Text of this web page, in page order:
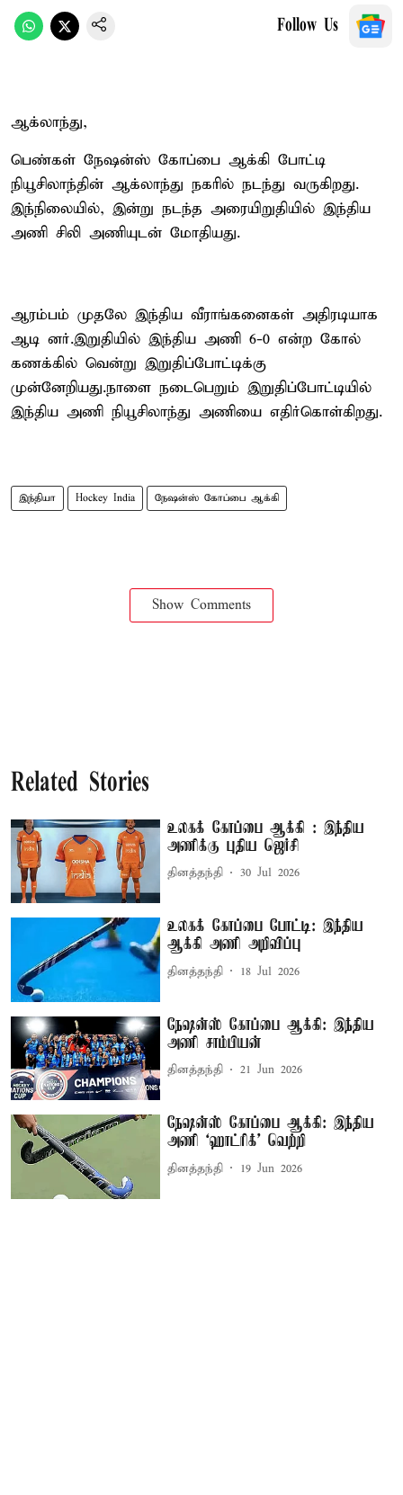
Follow Us
ஆக்லாந்து,
பெண்கள் நேஷன்ஸ் கோப்பை ஆக்கி போட்டி
நியூசிலாந்தின் ஆக்லாந்து நகரில் நடந்து வருகிறது.
இந்நிலையில், இன்று நடந்த அரையிறுதியில் இந்திய
அணி சிலி அணியுடன் மோதியது.
ஆரம்பம் முதலே இந்திய வீராங்கனைகள் அதிரடியாக
ஆடி னர்.இறுதியில் இந்திய அணி 6-0 என்ற கோல்
கணக்கில் வென்று இறுதிப்போட்டிக்கு
முன்னேறியது.நாளை நடைபெறும் இறுதிப்போட்டியில்
இந்திய அணி நியூசிலாந்து அணியை எதிர்கொள்கிறது.
இந்தியா Hockey India நேஷன்ஸ் கோப்பை ஆக்கி
Show Comments
Related Stories
உலகக் கோப்பை ஆக்கி : இந்திய
அணிக்கு புதிய ஜெர்சி
தினத்தந்தி 30 Jul 2026
உலகக் கோப்பை போட்டி: இந்திய
ஆக்கி அணி அறிவிப்பு
தினத்தந்தி 18 Jul 2026
நேஷன்ஸ் கோப்பை ஆக்கி: இந்திய
அணி சாம்பியன்
தினத்தந்தி 21 Jun 2026
நேஷன்ஸ் கோப்பை ஆக்கி: இந்திய
அணி ‘ஹாட்ரிக்’ வெற்றி
தினத்தந்தி 19 Jun 2026